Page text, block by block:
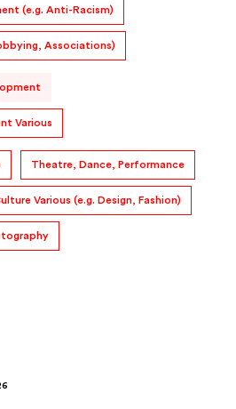
(e.g. Anti-Racism)
Associations)
Various
Theatre, Dance, Performance
Various (e.g. Design, Fashion)